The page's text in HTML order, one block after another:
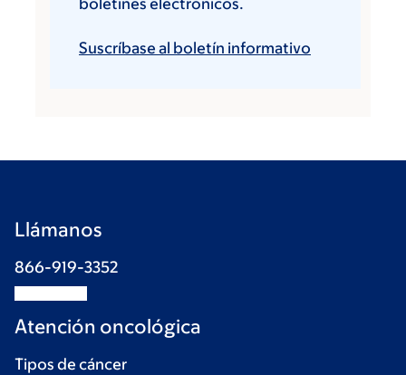
boletines electrónicos.
Suscríbase al boletín informativo
Llámanos
866-919-3352
Atención oncológica
Tipos de cáncer